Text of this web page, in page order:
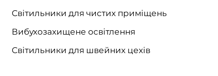
Світильники для чистих приміщень
Вибухозахищене освітлення
Світильники для швейних цехів